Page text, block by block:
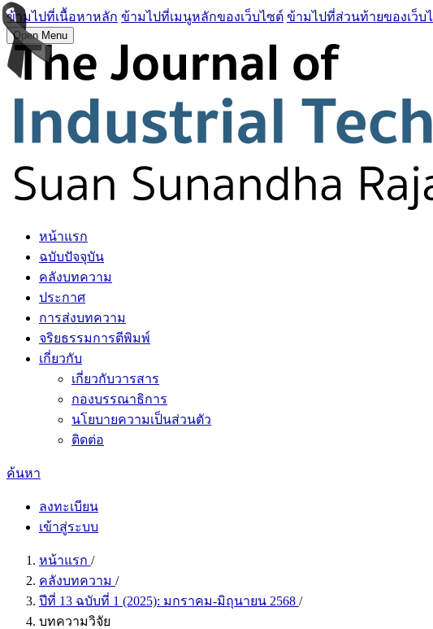
ข้ามไปที่เนื้อหาหลัก ข้ามไปที่เมนูหลักของเว็บไซต์ ข้ามไปที่ส่วนท้ายของเว็บ
Open Menu
หน้าแรก
ฉบับปัจจุบัน
คลังบทความ
ประกาศ
การส่งบทความ
จริยธรรมการตีพิมพ์
เกี่ยวกับ
เกี่ยวกับวารสาร
กองบรรณาธิการ
นโยบายความเป็นส่วนตัว
ติดต่อ
ค้นหา
ลงทะเบียน
เข้าสู่ระบบ
หน้าแรก /
คลังบทความ /
ปีที่ 13 ฉบับที่ 1 (2025): มกราคม-มิถุนายน 2568 /
บทความวิจัย